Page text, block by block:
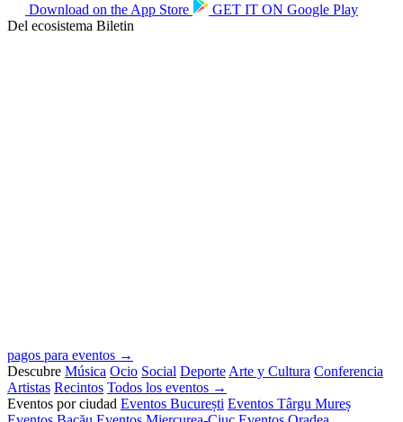
Download on the App Store GET IT ON Google Play
Del ecosistema Biletin
pagos para eventos →
Descubre Música Ocio Social Deporte Arte y Cultura Conferencia
Artistas Recintos Todos los eventos →
Eventos por ciudad Eventos București Eventos Târgu Mureș